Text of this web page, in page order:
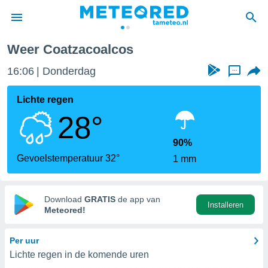
door
verstrekte
hoge
hebt de
voor
op basis
Weer Coatzacoalcos
16:06 Donderdag ...
Lichte regen
28°
Gevoelstemperatuur 32°
90%
1 mm
Download GRATIS de app van
Meteored!
Installeren
Per uur
Lichte regen in de komende uren